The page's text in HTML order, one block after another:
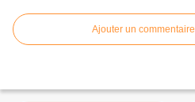
Ajouter un commentaire